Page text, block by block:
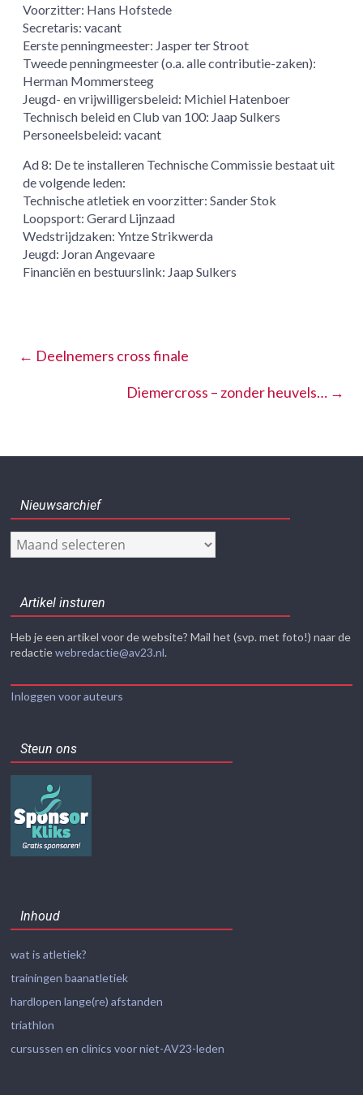
Voorzitter: Hans Hofstede
Secretaris: vacant
Eerste penningmeester: Jasper ter Stroot
Tweede penningmeester (o.a. alle contributie-zaken):
Herman Mommersteeg
Jeugd- en vrijwilligersbeleid: Michiel Hatenboer
Technisch beleid en Club van 100: Jaap Sulkers
Personeelsbeleid: vacant
Ad 8: De te installeren Technische Commissie bestaat uit
de volgende leden:
Technische atletiek en voorzitter: Sander Stok
Loopsport: Gerard Lijnzaad
Wedstrijdzaken: Yntze Strikwerda
Jeugd: Joran Angevaare
Financiën en bestuurslink: Jaap Sulkers
← Deelnemers cross finale
Diemercross – zonder heuvels… →
Nieuwsarchief
Nieuwsarchief
Artikel insturen
Heb je een artikel voor de website? Mail het (svp. met foto!) naar de
redactiewebredactie@av23.nl.
Inloggen voor auteurs
Steun ons
Inhoud
wat is atletiek?
trainingen baanatletiek
hardlopen lange(re) afstanden
triathlon
cursussen en clinics voor niet-AV23-leden